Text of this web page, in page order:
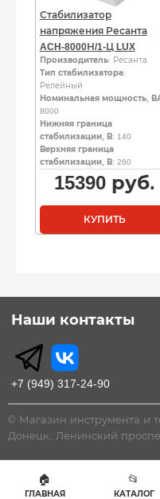
Стабилизатор
напряжения Ресанта
ACH-8000Н/1-Ц LUX
Производитель: Ресанта
Тип стабилизатора:
Релейный
Номинальная мощность,
8000
Нижняя граница
стабилизации, В: 140
Верхняя граница
стабилизации, В: 260
15390 руб.
КУПИТЬ
Наши контакты
+7 (949) 317-24-90
© Магазин инструмента и
Донецк, Ленинский
🏠
ГЛАВНАЯ
📂
КАТАЛОГ